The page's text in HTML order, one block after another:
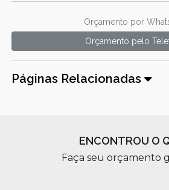
Orçamento por
Orçamento pelo
Páginas Relacionadas
ENCONTROU O
Faça seu orçamento